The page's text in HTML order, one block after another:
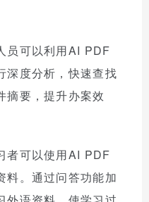
员可以利用AI PDF
深度分析，快速查找
摘要，提升办案效
者可以使用AI PDF
料。通过问答功能加